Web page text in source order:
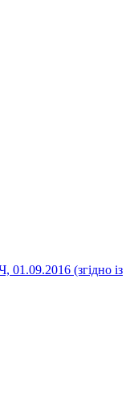
(згідно із